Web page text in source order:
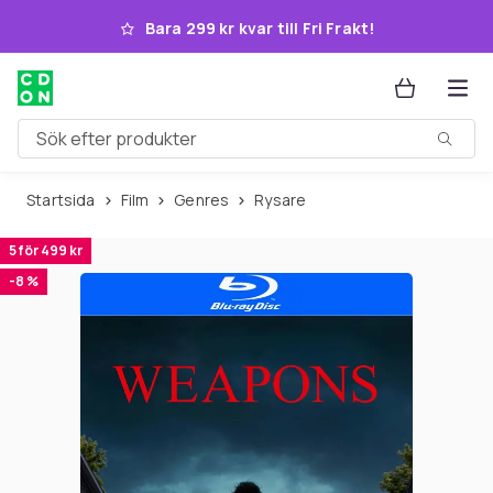
Hoppa till huvudinnehållet
Bara 299 kr kvar till Fri Frakt!
Sök efter produkter
Startsida Film Genres Rysare
5 för 499 kr
-8 %